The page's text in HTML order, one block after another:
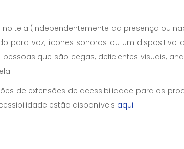
tela (independentemente da presença ou
para voz, ícones sonoros ou um dispositivo
que são cegas, deficientes visuais,
de extensões de acessibilidade para os
estão disponíveis aqui.